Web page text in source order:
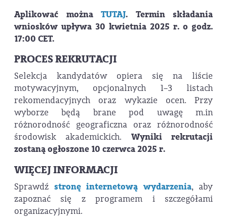
Aplikować można TUTAJ. Termin składania
wniosków upływa 30 kwietnia 2025 r. o godz.
17:00 CET.
PROCES REKRUTACJI
Selekcja kandydatów opiera się na liście
motywacyjnym, opcjonalnych 1–3 listach
rekomendacyjnych oraz wykazie ocen. Przy
wyborze będą brane pod uwagę m.in
różnorodność geograficzna oraz różnorodność
środowisk akademickich. Wyniki rekrutacji
zostaną ogłoszone 10 czerwca 2025 r.
WIĘCEJ INFORMACJI
Sprawdź stronę internetową wydarzenia, aby
zapoznać się z programem i szczegółami
organizacyjnymi.